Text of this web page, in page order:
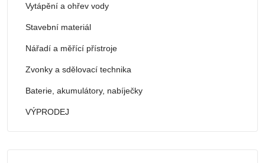
Vytápění a ohřev vody
Stavební materiál
Nářadí a měřící přístroje
Zvonky a sdělovací technika
Baterie, akumulátory, nabíječky
VÝPRODEJ